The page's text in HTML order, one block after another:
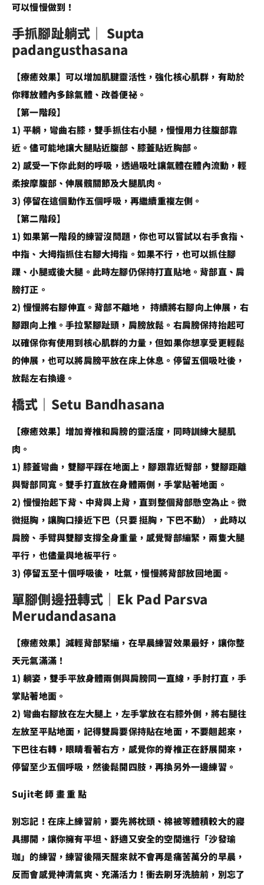
可以慢慢做到！
手抓腳趾躺式｜ Supta
padangusthasana
【療癒效果】可以增加肌腱靈活性，強化核心肌群，有助於
你釋放體內多餘氣體、改善便祕。
【第一階段】
1) 平躺，彎曲右膝，雙手抓住右小腿，慢慢用力往腹部靠
近。儘可能地讓大腿貼近腹部、膝蓋貼近胸部。
2) 感受一下你此刻的呼吸，透過吸吐讓氣體在體內流動，輕
柔按摩腹部、伸展髖關節及大腿肌肉。
3) 停留在這個動作五個呼吸，再繼續重複左側。
【第二階段】
1) 如果第一階段的練習沒問題，你也可以嘗試以右手食指、
中指、大拇指抓住右腳大拇指。如果不行，也可以抓住腳
踝、小腿或後大腿。此時左腳仍保持打直貼地。背部直、肩
膀打正。
2) 慢慢將右腳伸直。背部不離地， 持續將右腳向上伸展，右
腳跟向上推。手拉緊腳趾頭，肩膀放鬆。右肩膀保持抬起可
以確保你有使用到核心肌群的力量，但如果你想享受更輕鬆
的伸展，也可以將肩膀平放在床上休息。停留五個吸吐後，
放鬆左右換邊。
橋式｜Setu Bandhasana
【療癒效果】增加脊椎和肩膀的靈活度，同時訓練大腿肌
肉。
1) 膝蓋彎曲，雙腳平踩在地面上，腳跟靠近臀部，雙腳距離
與臀部同寬。雙手打直放在身體兩側，手掌貼著地面。
2) 慢慢抬起下背、中背與上背，直到整個背部懸空為止。微
微挺胸，讓胸口接近下巴（只要 挺胸，下巴不動），此時以
肩膀、手臂與雙腳支撐全身重量，感覺臀部繃緊，兩隻大腿
平行，也儘量與地板平行。
3) 停留五至十個呼吸後， 吐氣，慢慢將背部放回地面。
單腳側邊扭轉式｜Ek Pad Parsva
Merudandasana
【療癒效果】減輕背部緊繃，在早晨練習效果最好，讓你整
天元氣滿滿！
1) 躺姿，雙手平放身體兩側與肩膀同一直線，手肘打直，手
掌貼著地面。
2) 彎曲右腳放在左大腿上，左手掌放在右膝外側，將右腿往
左放至平貼地面，記得雙肩要保持貼在地面，不要翹起來，
下巴往右轉，眼睛看著右方，感覺你的脊椎正在舒展開來，
停留至少五個呼吸，然後鬆開四肢，再換另外一邊練習。
Sujit老 師 畫 重 點
別忘記！在床上練習前，要先將枕頭、棉被等體積較大的寢
具挪開，讓你擁有平坦、舒適又安全的空間進行「沙發瑜
珈」的練習，練習後隔天醒來就不會再是痛苦萬分的早晨，
反而會感覺神清氣爽、充滿活力！衝去刷牙洗臉前，別忘了